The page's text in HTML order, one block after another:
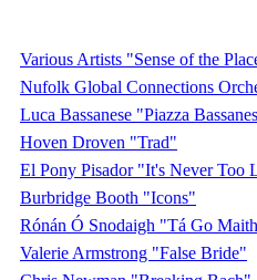
Various Artists "Sense of the
Nufolk Global Connections
Luca Bassanese "Piazza
Hoven Droven "Trad"
El Pony Pisador "It's Never Too
Burbridge Booth "Icons"
Rónán Ó Snodaigh "Tá Go
Valerie Armstrong "False Bride"